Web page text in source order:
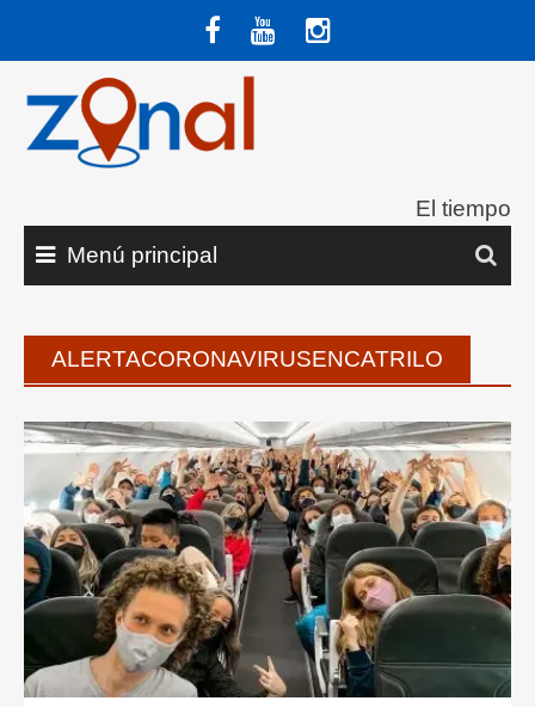
contenido
El tiempo
Menú principal
ALERTACORONAVIRUSENCATRILO